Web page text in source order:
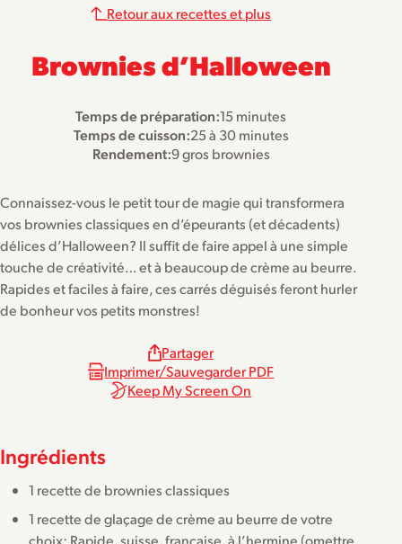
Brownies d’Halloween
Retour aux recettes et plus
Temps de préparation:15 minutes
Temps de cuisson:25 à 30 minutes
Rendement:9 gros brownies
Connaissez-vous le petit tour de magie qui transformera
vos brownies classiques en d’épeurants (et décadents)
délices d’Halloween? Il suffit de faire appel à une simple
touche de créativité… et à beaucoup de crème au beurre.
Rapides et faciles à faire, ces carrés déguisés feront hurler
de bonheur vos petits monstres!
Partager
Imprimer/Sauvegarder PDF
Keep My Screen On
Ingrédients
1 recette de brownies classiques
1 recette de glaçage de crème au beurre de votre
choix: Rapide,suisse,française,à l’hermine (omettre